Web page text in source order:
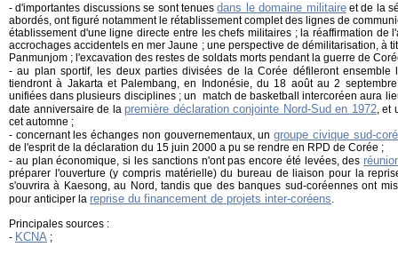
- d'importantes discussions se sont tenuesdans le domaine militaireet de la
abordés, ont figuré notamment le rétablissement complet des lignes de
établissement d'une ligne directe entre les chefs militaires ; la réaffirmation de
accrochages accidentels en mer Jaune ; une perspective de démilitarisation, à
Panmunjom ; l'excavation des restes de soldats morts pendant la guerre de
- au plan sportif, les deux parties divisées de la Corée défileront
tiendront à Jakarta et Palembang, en Indonésie, du 18 août au 2
unifiées dans plusieurs disciplines ; un match de basketball intercoréen aura
date anniversaire de la première déclaration conjointe Nord-Sud en 1972, et
cet automne ;
- concernant les échanges non gouvernementaux, ungroupe civique sud-
de l'esprit de la déclaration du 15 juin 2000 a pu se rendre en RPD de Corée ;
- au plan économique, si les sanctions n'ont pas encore été levées, des
préparer l'ouverture (y compris matérielle) du bureau de liaison pour la
s'ouvrira à Kaesong, au Nord, tandis que des banques sud-coréennes ont
pour anticiper la reprise du financement de projets inter-coréens.
Principales sources :
- KCNA ;